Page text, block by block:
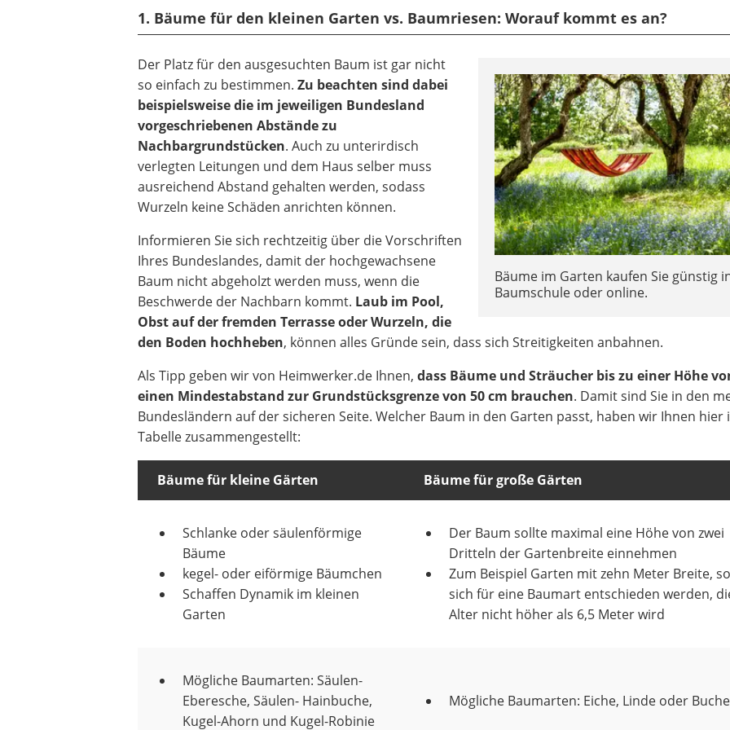
1. Bäume für den kleinen Garten vs. Baumriesen: Worauf kommt es an?
Bäume im Garten kaufen Sie günstig
Baumschule oder online.
Der Platz für den ausgesuchten Baum ist gar nicht
so einfach zu bestimmen.Zu beachten sind dabei
beispielsweise die im jeweiligen Bundesland
vorgeschriebenen Abstände zu
Nachbargrundstücken. Auch zu unterirdisch
verlegten Leitungen und dem Haus selber muss
ausreichend Abstand gehalten werden, sodass
Wurzeln keine Schäden anrichten können.
Informieren Sie sich rechtzeitig über die Vorschriften
Ihres Bundeslandes, damit der hochgewachsene
Baum nicht abgeholzt werden muss, wenn die
Beschwerde der Nachbarn kommt. Laub im Pool,
Obst auf der fremden Terrasse oder Wurzeln, die
den Boden hochheben, können alles Gründe sein, dass sich Streitigkeiten anbahnen.
Als Tipp geben wir von Heimwerker.de Ihnen,dass Bäume und Sträucher bis zu einer Höhe
einen Mindestabstand zur Grundstücksgrenze von 50 cm brauchen. Damit sind Sie in den
Bundesländern auf der sicheren Seite. Welcher Baum in den Garten passt, haben wir Ihnen hier
Tabelle zusammengestellt:
Bäume für kleine Gärten Bäume für große Gärten
Schlanke oder säulenförmige
Bäume
kegel- oder eiförmige Bäumchen
Schaffen Dynamik im kleinen
Garten
Der Baum sollte maximal eine Höhe von zwei
Dritteln der Gartenbreite einnehmen
Zum Beispiel Garten mit zehn Meter Breite,
sich für eine Baumart entschieden werden,
Alter nicht höher als 6,5 Meter wird
Mögliche Baumarten: Säulen-
Eberesche, Säulen- Hainbuche,
Kugel-Ahorn und Kugel-Robinie
Mögliche Baumarten: Eiche, Linde oder Buche